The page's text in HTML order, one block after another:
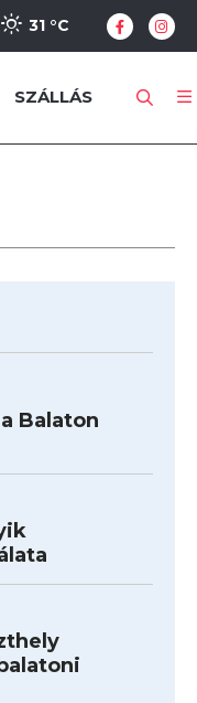
31 °C
SZÁLLÁS
Balaton